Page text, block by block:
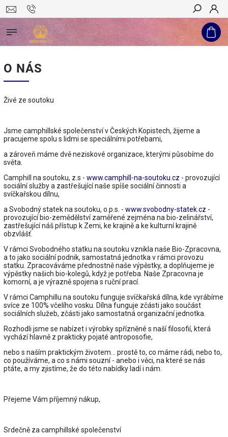
Hledat
O NÁS
Živé ze soutoku
Jsme camphillské společenství v Českých Kopistech, žijeme a
pracujeme spolu s lidmi se speciálními potřebami,
a zároveň máme dvě neziskové organizace, kterými působíme do
světa.
Camphill na soutoku, z.s - www.camphill-na-soutoku.cz - provozující
sociální služby a zastřešující naše spíše sociální činnosti a
svíčkařskou dílnu,
a Svobodný statek na soutoku, o.p.s. - www.svobodny-statek.cz -
provozující bio-zemědělství zaměřené zejména na bio-zelinářství,
zastřešující náš přístup k Zemi, ke krajině a ke kulturní krajině
obzvlášť.
V rámci Svobodného statku na soutoku vznikla naše Bio-Zpracovna,
a to jako sociální podnik, samostatná jednotka v rámci provozu
statku. Zpracováváme přednostně naše výpěstky, a doplňujeme je
výpěstky našich bio-kolegů, když je potřeba. Naše Zpracovna je
komorní, a je výrazně spojena s ruční prací.
V rámci Camphillu na soutoku funguje svíčkařská dílna, kde vyrábíme
svíce ze 100% včelího vosku. Dílna funguje zčásti jako součást
sociálních služeb, zčásti jako samostatná organizační jednotka.
Rozhodli jsme se nabízet i výrobky spřízněné s naší filosofií, která
vychází hlavně z prakticky pojaté antroposofie,
nebo s naším praktickým životem... prostě to, co máme rádi, nebo to,
co používáme, a co s námi souzní - anebo i věci, na které se nás
ptáte, a my zjistíme, že do této nabídky ladí i nám.
Přejeme Vám příjemný nákup,
Srdečně za camphillské společenství